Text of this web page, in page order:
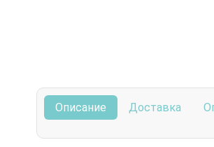
Описание Доставка